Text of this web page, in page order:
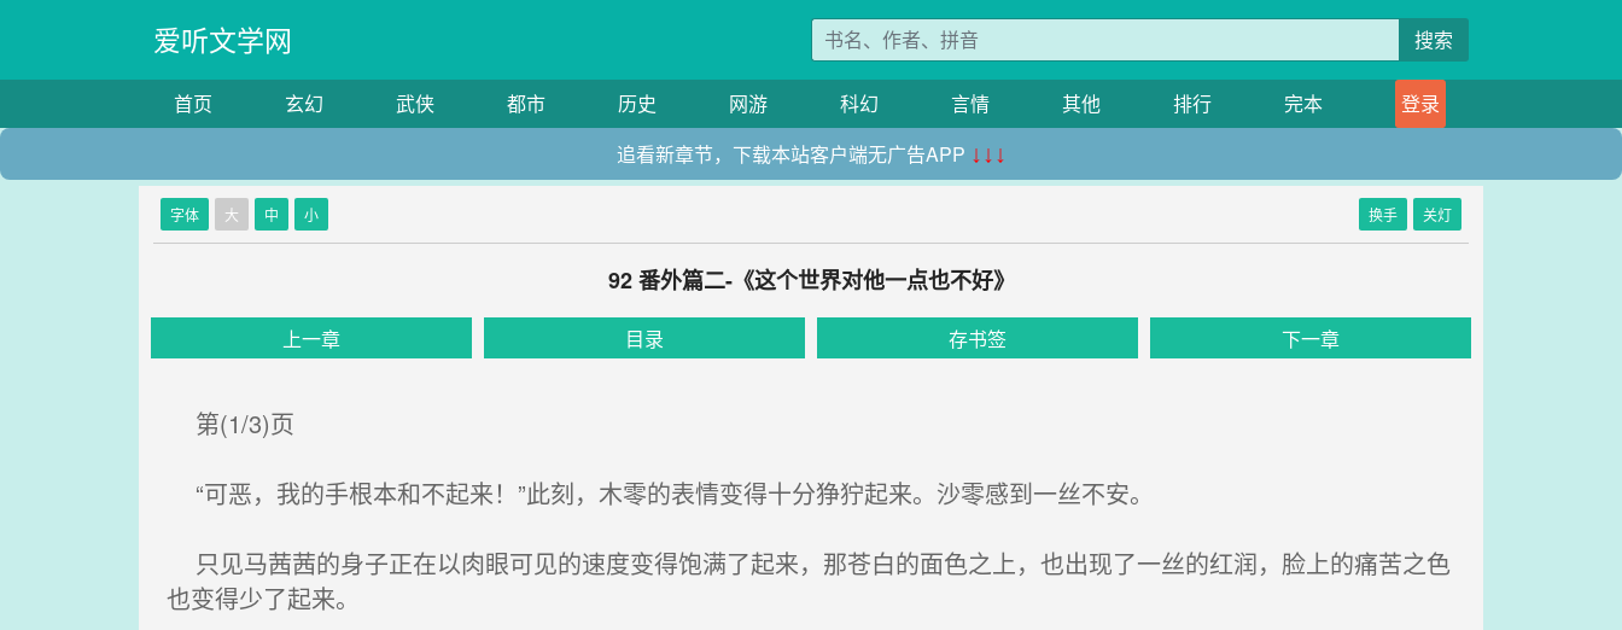
爱听文学网 搜索
首页 玄幻 武侠 都市 历史 网游 科幻 言情 其他 排行 完本
登录
追看新章节，下载本站客户端无广告APP ↓↓↓
字体 大 中 小 换手 关灯
92 番外篇二-《这个世界对他一点也不好》
上一章 目录 存书签 下一章
第(1/3)页
“可恶，我的手根本和不起来！”此刻，木零的表情变得十分狰狞起来。沙零感到一丝不安。
只见马茜茜的身子正在以肉眼可见的速度变得饱满了起来，那苍白的面色之上，也出现了一丝的红润，脸上的痛苦之色
也变得少了起来。